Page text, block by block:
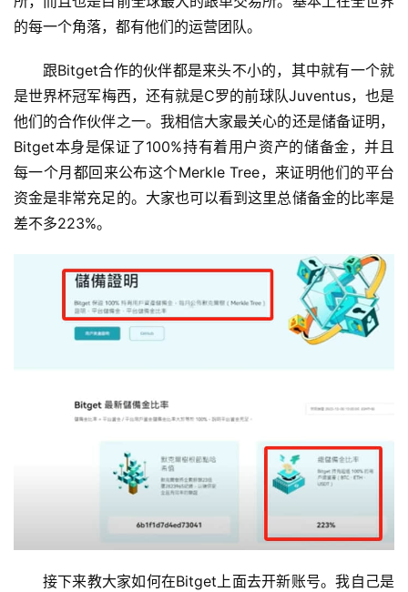
的每一个角落，都有他们的运营团队。
跟Bitget合作的伙伴都是来头不小的，其中就有一个就
是世界杯冠军梅西，还有就是C罗的前球队Juventus，也是
他们的合作伙伴之一。我相信大家最关心的还是储备证明，
Bitget本身是保证了100%持有着用户资产的储备金，并且
每一个月都回来公布这个Merkle Tree，来证明他们的平台
资金是非常充足的。大家也可以看到这里总储备金的比率是
差不多223%。
接下来教大家如何在Bitget上面去开新账号。我自己是